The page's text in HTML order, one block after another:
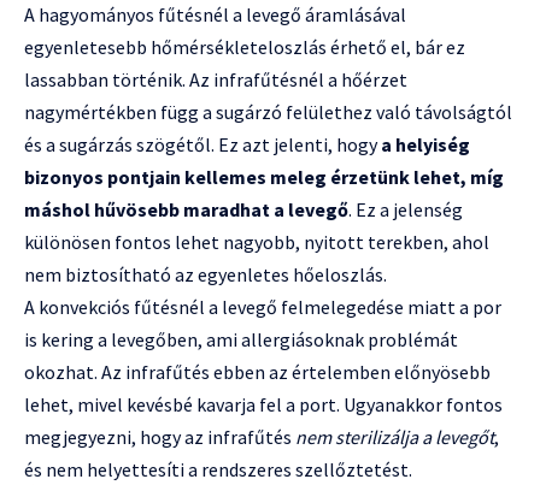
A hagyományos fűtésnél a levegő áramlásával
egyenletesebb hőmérsékleteloszlás érhető el, bár ez
lassabban történik. Az infrafűtésnél a hőérzet
nagymértékben függ a sugárzó felülethez való távolságtól
és a sugárzás szögétől. Ez azt jelenti, hogya helyiség
bizonyos pontjain kellemes meleg érzetünk lehet, míg
máshol hűvösebb maradhat a levegő. Ez a jelenség
különösen fontos lehet nagyobb, nyitott terekben, ahol
nem biztosítható az egyenletes hőeloszlás.
A konvekciós fűtésnél a levegő felmelegedése miatt a por
is kering a levegőben, ami allergiásoknak problémát
okozhat. Az infrafűtés ebben az értelemben előnyösebb
lehet, mivel kevésbé kavarja fel a port. Ugyanakkor fontos
megjegyezni, hogy az infrafűtés nem sterilizálja a levegőt,
és nem helyettesíti a rendszeres szellőztetést.